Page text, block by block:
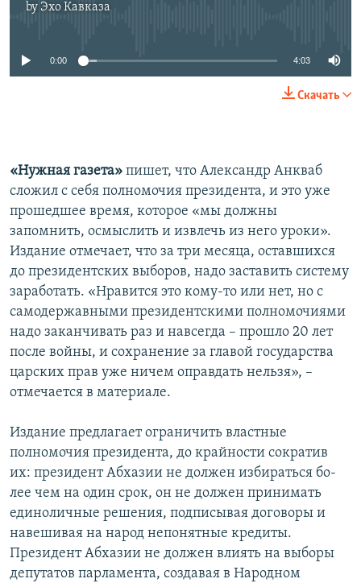
by Эхо Кавказа
0:00 4:03
Скачать
«Нужная газета» пишет, что Александр Анкваб
сложил с себя полномочия президента, и это уже
про­шедшее время, которое «мы должны
запомнить, осмыслить и извлечь из него уроки».
Издание отмечает, что за три месяца, оставшихся
до президентских выборов, надо заставить си­стему
заработать. «Нравится это кому-то или нет, но с
самодер­жавными президент­скими полномочиями
надо заканчивать раз и навсегда – прошло 20 лет
после войны, и со­хранение за главой го­сударства
царских прав уже ничем оправдать нельзя», –
отмечается в материале.
Издание предлагает ограничить властные
полномочия президента, до крайности сократив
их: президент Абхазии не должен избираться бо­
лее чем на один срок, он не должен принимать
единоличные решения, подписывая договоры и
навешивая на народ не­понятные кредиты.
Президент Абхазии не должен влиять на вы­боры
депутатов пар­ламента, создавая в Народном